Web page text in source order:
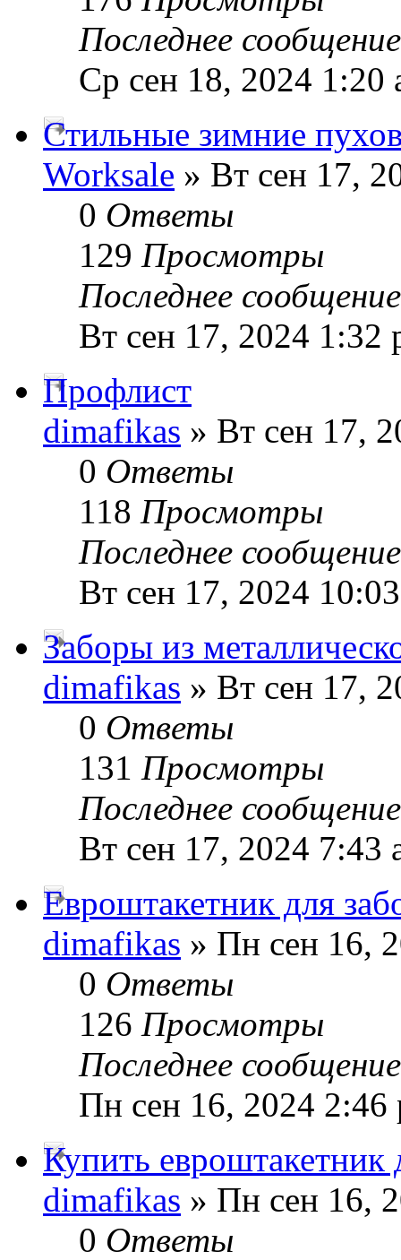
Последнее
Ср сен 18, 2024 1:20
Стильные зимние
Worksale » Вт сен 17,
0 Ответы
129 Просмотры
Последнее
Вт сен 17, 2024 1:32
Профлист
dimafikas » Вт сен 17,
0 Ответы
118 Просмотры
Последнее
Вт сен 17, 2024
Заборы из
dimafikas » Вт сен 17,
0 Ответы
131 Просмотры
Последнее
Вт сен 17, 2024 7:43
Евроштакетник для
dimafikas » Пн сен 16,
0 Ответы
126 Просмотры
Последнее
Пн сен 16, 2024 2:46
Купить евроштакетник
dimafikas » Пн сен 16,
0 Ответы